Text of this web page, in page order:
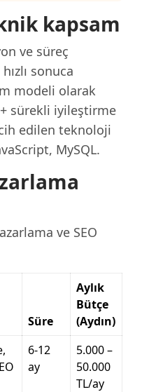
kapsam
ve süreç
sonuca
modeli olarak
+ sürekli iyileştirme
edilen teknoloji
MySQL.
ve SEO
Süre
Aylık
Bütçe
(Aydın)
6-12
ay
5.000 –
50.000
TL/ay